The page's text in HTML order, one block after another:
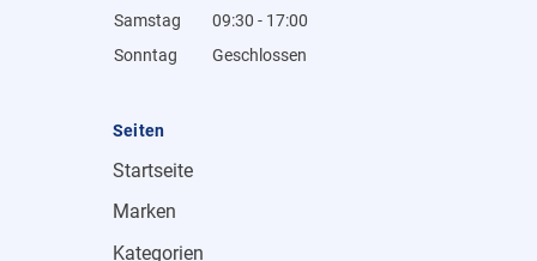
Samstag
09:30 - 17:00
Sonntag
Geschlossen
Seiten
Startseite
Marken
Kategorien